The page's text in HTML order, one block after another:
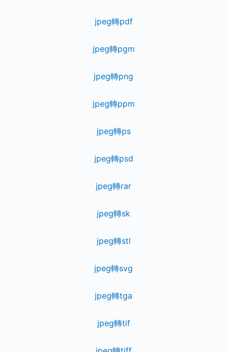
jpeg轉pdf
jpeg轉pgm
jpeg轉png
jpeg轉ppm
jpeg轉ps
jpeg轉psd
jpeg轉rar
jpeg轉sk
jpeg轉stl
jpeg轉svg
jpeg轉tga
jpeg轉tif